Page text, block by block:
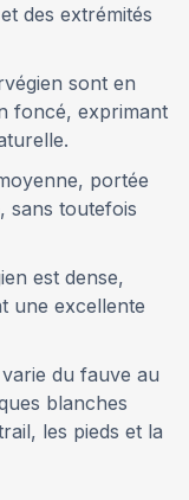
des extrémités
sont en
foncé, exprimant
portée
sans toutefois
est dense,
une excellente
du fauve au
blanches
les pieds et la